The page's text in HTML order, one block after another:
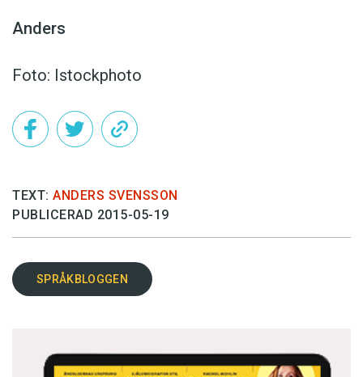
Anders
Foto: Istockphoto
TEXT: ANDERS SVENSSON
PUBLICERAD 2015-05-19
SPRÅKBLOGGEN